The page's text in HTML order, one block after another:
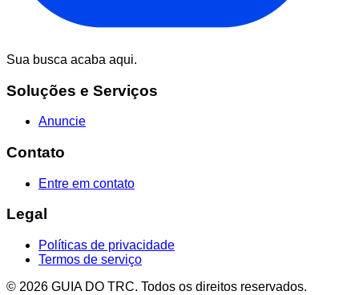
Sua busca acaba aqui.
Soluções e Serviços
Anuncie
Contato
Entre em contato
Legal
Políticas de privacidade
Termos de serviço
© 2026 GUIA DO TRC. Todos os direitos reservados.